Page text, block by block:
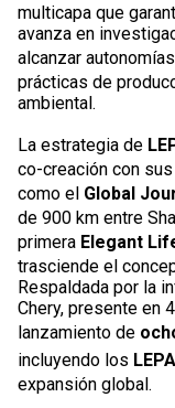
multicapa que
avanza en
alcanzar
prácticas de
ambiental.
La estrategia de
co-creación con
como el Global
de 900 km entre
primera Elegant
trasciende el
Respaldada por la
Chery, presente en
lanzamiento de
incluyendo los
expansión global.